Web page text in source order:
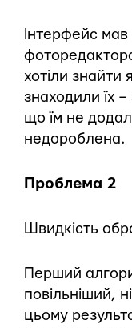
Інтерфейс
хотіли знайти
знаходили їх
що їм не
недороблена.
Проблема 2
Швидкість
Перший
повільніший,
цьому